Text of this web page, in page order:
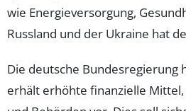
wie Energieversorgung,
Russland und der Ukraine hat
Die deutsche Bundesregierung
erhält erhöhte finanzielle